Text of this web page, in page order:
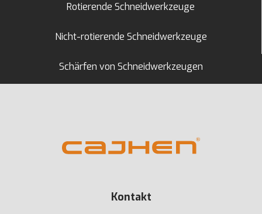
Rotierende Schneidwerkzeuge
Nicht-rotierende Schneidwerkzeuge
Schärfen von Schneidwerkzeugen
Kontakt